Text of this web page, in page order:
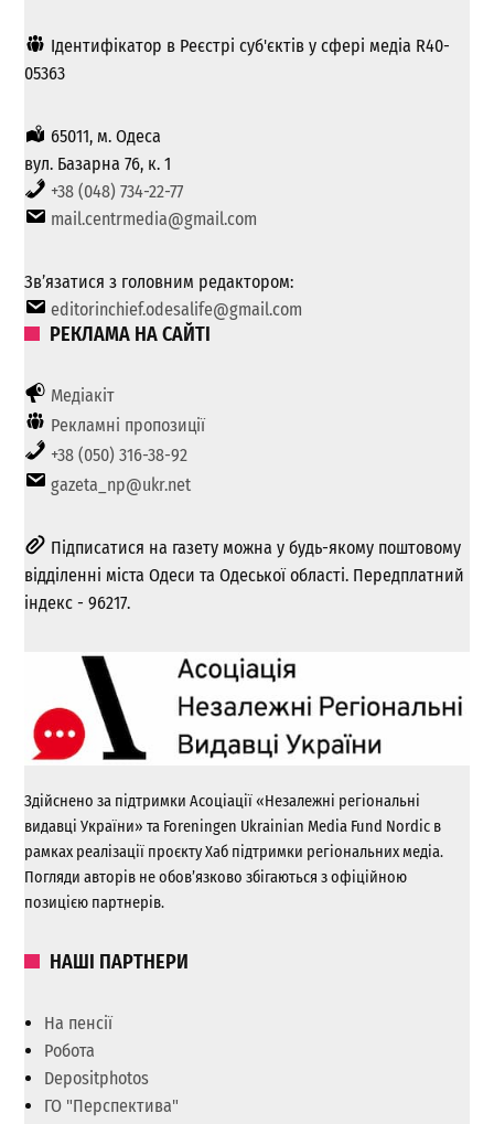
Ідентифікатор в Реєстрі суб'єктів у сфері медіа R40-
05363
65011, м. Одеса
вул. Базарна 76, к. 1
+38 (048) 734-22-77
mail.centrmedia@gmail.com
Зв’язатися з головним редактором:
editorinchief.odesalife@gmail.com
РЕКЛАМА НА САЙТІ
Медіакіт
Рекламні пропозиції
+38 (050) 316-38-92
gazeta_np@ukr.net
Підписатися на газету можна у будь-якому поштовому
відділенні міста Одеси та Одеської області. Передплатний
індекс - 96217.
Здійснено за підтримки Асоціації «Незалежні регіональні
видавці України» та Foreningen Ukrainian Media Fund Nordic в
рамках реалізації проєкту Хаб підтримки регіональних медіа.
Погляди авторів не обов’язково збігаються з офіційною
позицією партнерів.
НАШІ ПАРТНЕРИ
На пенсії
Робота
Depositphotos
ГО "Перспектива"